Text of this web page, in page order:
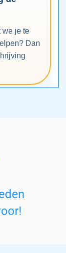
we je te
Dan